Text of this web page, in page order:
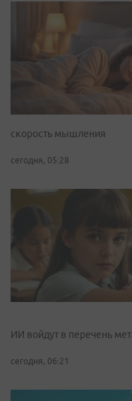
скорость мышления
сегодня, 05:28
ИИ войдут в перечень
сегодня, 06:21